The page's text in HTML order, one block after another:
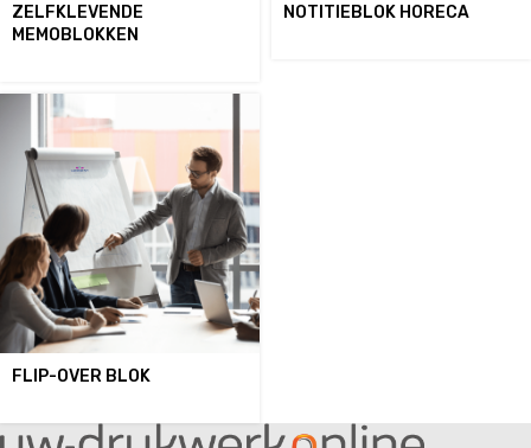
ZELFKLEVENDE
MEMOBLOKKEN
NOTITIEBLOK HORECA
FLIP-OVER BLOK